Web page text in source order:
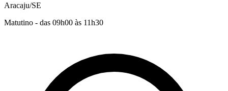
Aracaju/SE
Matutino - das 09h00 às 11h30